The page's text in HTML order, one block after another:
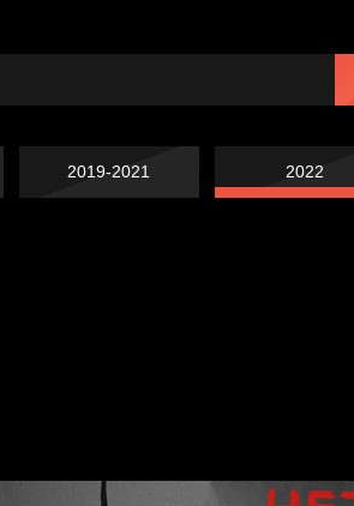
2019-2021 2022
Земля